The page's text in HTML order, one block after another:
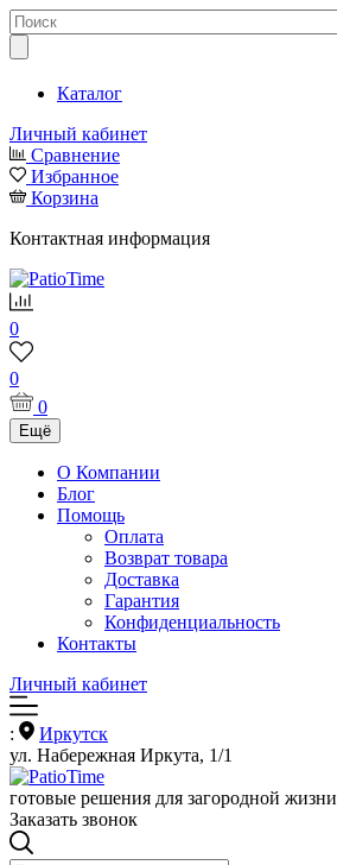
Каталог
Личный кабинет
Сравнение
Избранное
Корзина
Контактная информация
0
0
0
Ещё
О Компании
Блог
Помощь
Оплата
Возврат товара
Доставка
Гарантия
Конфиденциальность
Контакты
Личный кабинет
:
Иркутск
ул. Набережная Иркута, 1/1
готовые решения для загородной жизни
Заказать звонок